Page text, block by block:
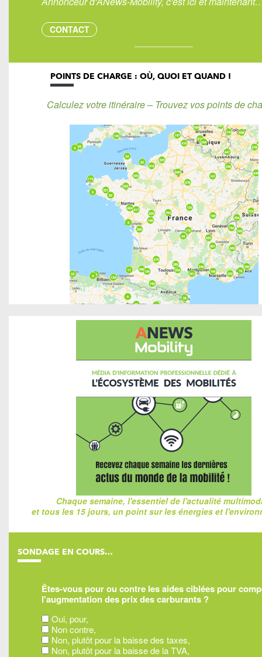
CONTACT
POINTS DE CHARGE : OÙ, QUOI ET QUAND !
Calculez votre itinéraire – Trouvez vos points de
Chaque semaine, l'essentiel de l'actualité
et tous les 15 jours, un point sur les énergies et
SONDAGE EN COURS…
Êtes-vous pour ou contre les aides ciblées pour
l'augmentation des prix des carburants ?
Oui, pour,
Non contre,
Non, plutôt pour la baisse des taxes,
Non, plutôt pour la baisse de la TVA,